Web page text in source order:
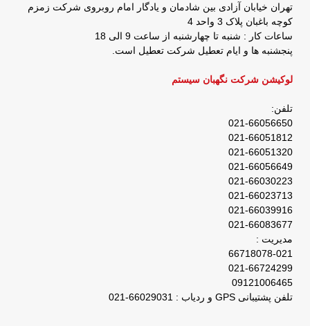
تهران خیابان آزادی بین شادمان و یادگار امام روبروی شرکت زمزم
کوچه باغبان پلاک 3 واحد 4
ساعات کار : شنبه تا چهارشنبه از ساعت 9 الی 18
پنجشنبه ها و ایام تعطیل شرکت تعطیل است.
لوکیشن شرکت نگهبان سیستم
تلفن:
021-66056650
021-66051812
021-66051320
021-66056649
021-66030223
021-66023713
021-66039916
021-66083677
مدیریت :
66718078-021
021-66724299
09121006465
تلفن پشتیبانی GPS و ردیاب : 66029031-021